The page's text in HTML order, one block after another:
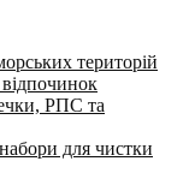
територій
РПС та
для чистки